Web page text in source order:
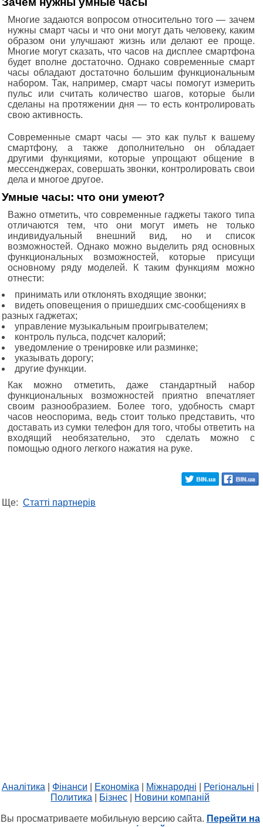
Многие задаются вопросом относительно того — зачем
нужны смарт часы и что они могут дать человеку, каким
образом они улучшают жизнь или делают ее проще.
Многие могут сказать, что часов на дисплее смартфона
будет вполне достаточно. Однако современные смарт
часы обладают достаточно большим функциональным
набором. Так, например, смарт часы помогут измерить
пульс или считать количество шагов, которые были
сделаны на протяжении дня — то есть контролировать
свою активность.
Современные смарт часы — это как пульт к вашему
смартфону, а также дополнительно он обладает
другими функциями, которые упрощают общение в
мессенджерах, совершать звонки, контролировать свои
дела и многое другое.
Умные часы: что они умеют?
Важно отметить, что современные гаджеты такого типа
отличаются тем, что они могут иметь не только
индивидуальный внешний вид, но и список
возможностей. Однако можно выделить ряд основных
функциональных возможностей, которые присущи
основному ряду моделей. К таким функциям можно
отнести:
принимать или отклонять входящие звонки;
видеть оповещения о пришедших смс-сообщениях в
разных гаджетах;
управление музыкальным проигрывателем;
контроль пульса, подсчет калорий;
уведомление о тренировке или разминке;
указывать дорогу;
другие функции.
Как можно отметить, даже стандартный набор
функциональных возможностей приятно впечатляет
своим разнообразием. Более того, удобность смарт
часов неоспорима, ведь стоит только представить, что
доставать из сумки телефон для того, чтобы ответить на
входящий необязательно, это сделать можно с
помощью одного легкого нажатия на руке.
Ще: Статті партнерів
Аналітика Фінанси Економіка Міжнародні Регіональні
Политика
Бізнес Новини компаній
Вы просматриваете мобильную версию сайта. Перейти на